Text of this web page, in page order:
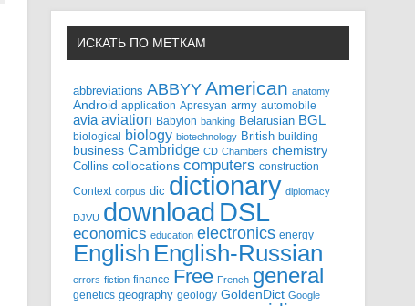
ИСКАТЬ ПО МЕТКАМ
abbreviations ABBYY American anatomy
Android application Apresyan army automobile
avia aviation Babylon banking Belarusian BGL
biological biology biotechnology British building
business Cambridge CD Chambers chemistry
Collins collocations computers construction
Context corpus dic dictionary diplomacy
DJVU download DSL
economics education electronics energy
English English-Russian
errors fiction finance Free French general
genetics geography geology GoldenDict Google